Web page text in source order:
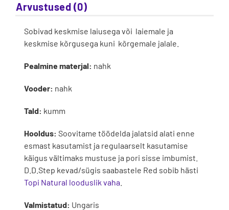
Arvustused (0)
Sobivad keskmise laiusega või laiemale ja
keskmise kõrgusega kuni kõrgemale jalale.
Pealmine materjal: nahk
Vooder: nahk
Tald: kumm
Hooldus: Soovitame töödelda jalatsid alati enne
esmast kasutamist ja regulaarselt kasutamise
käigus vältimaks mustuse ja pori sisse imbumist.
D.D.Step kevad/sügis saabastele Red sobib hästi
Topi Natural looduslik vaha
Valmistatud: Ungaris